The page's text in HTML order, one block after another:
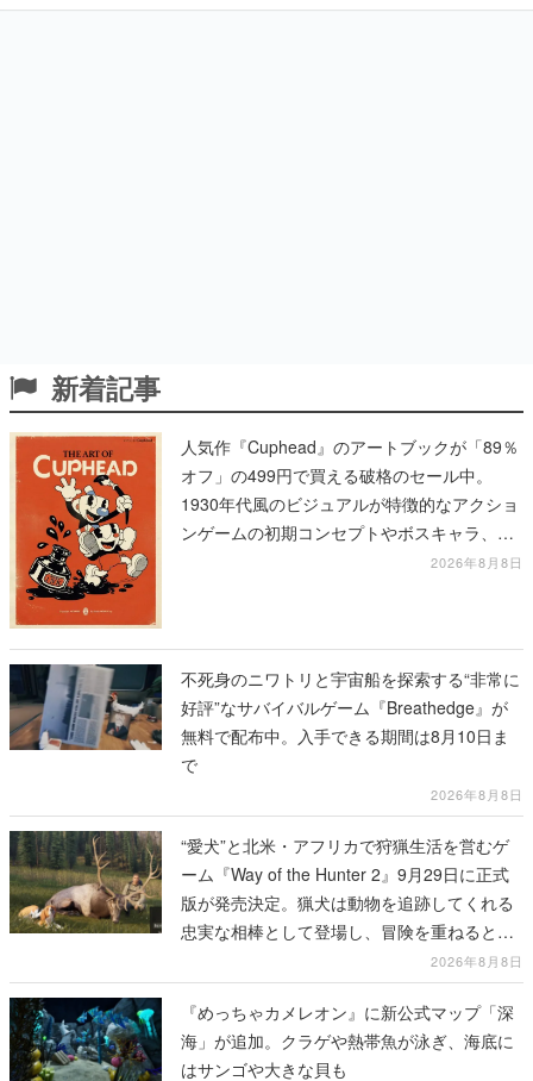
新着記事
人気作『Cuphead』のアートブックが「89％
オフ」の499円で買える破格のセール中。
1930年代風のビジュアルが特徴的なアクショ
ンゲームの初期コンセプトやボスキャラ、ス
2026年8月8日
不死身のニワトリと宇宙船を探索する“非常に
好評”なサバイバルゲーム『Breathedge』が
無料で配布中。入手できる期間は8月10日ま
で
2026年8月8日
“愛犬”と北米・アフリカで狩猟生活を営むゲ
ーム『Way of the Hunter 2』9月29日に正式
版が発売決定。猟犬は動物を追跡してくれる
忠実な相棒として登場し、冒険を重ねると成
2026年8月8日
『めっちゃカメレオン』に新公式マップ「深
海」が追加。クラゲや熱帯魚が泳ぎ、海底に
はサンゴや大きな貝も